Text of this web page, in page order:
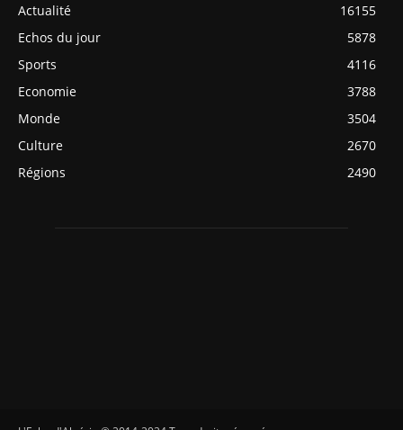
Actualité
16155
Echos du jour
5878
Sports
4116
Economie
3788
Monde
3504
Culture
2670
Régions
2490